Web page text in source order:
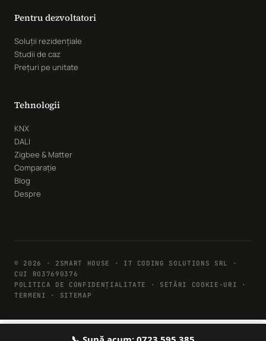
Pentru dezvoltatori
Soluții rezidențiale
Studii de caz
Prețuri pe unitate
Tehnologii
KNX
DALI
Zigbee & Matter
Comparație
Blog
Despre
© 2026 · 2SMART HOUSE · IT CODING SOLUTIONS SRL ·
CUI RO37690376
POLITICA DE CONFIDENȚIALITATE
· SETĂRI COOKIE-URI ·
TERMENI · SITEMAP